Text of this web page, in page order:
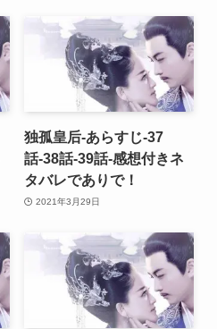
独孤皇后-あらすじ-37
話-38話-39話-感想付きネ
タバレでありで！
2021年3月29日